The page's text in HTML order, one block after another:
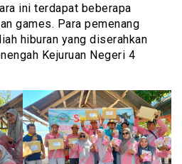
ini terdapat beberapa
games. Para pemenang
hiburan yang diserahkan
Kejuruan Negeri 4